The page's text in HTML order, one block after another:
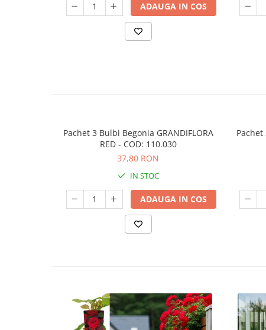
ADAUGA IN COS
Pachet 3 Bulbi Begonia GRANDIFLORA
RED - COD: 110.030
37,80 RON
IN STOC
ADAUGA IN COS
Pachet